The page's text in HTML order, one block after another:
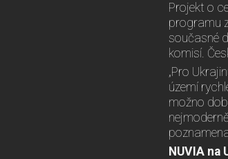
Projekt o
programu
současné
komisí.
„Pro
území
možno
NUVIA na